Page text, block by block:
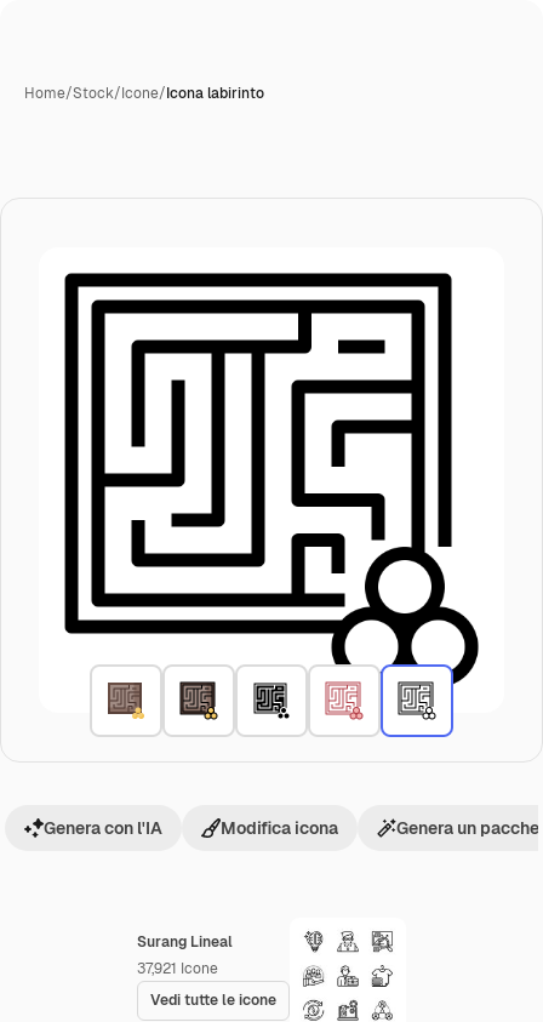
Home/Stock/Icone/Icona labirinto
Surang Lineal
37,921 Icone
Vedi tutte le icone
Genera con l'IA Modifica icona Genera un